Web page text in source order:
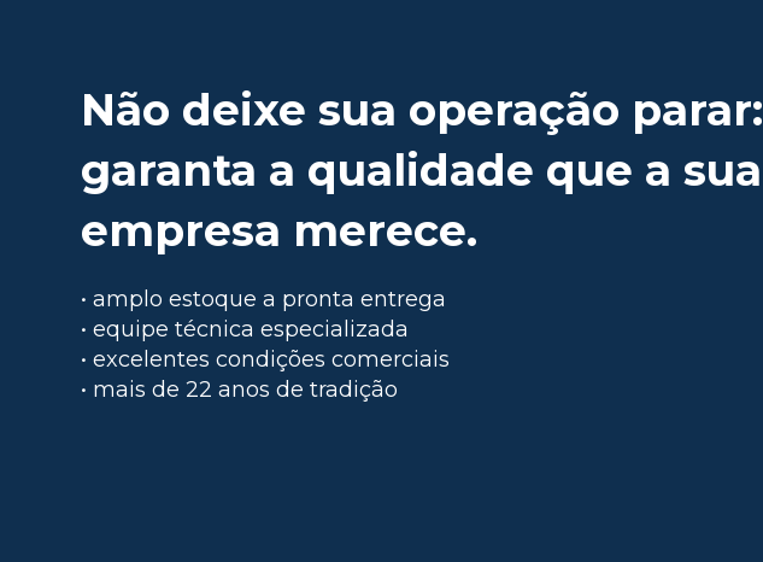
Não deixe sua operação parar:
garanta a qualidade que a sua
empresa merece.
• amplo estoque a pronta entrega
• equipe técnica especializada
• excelentes condições comerciais
• mais de 22 anos de tradição